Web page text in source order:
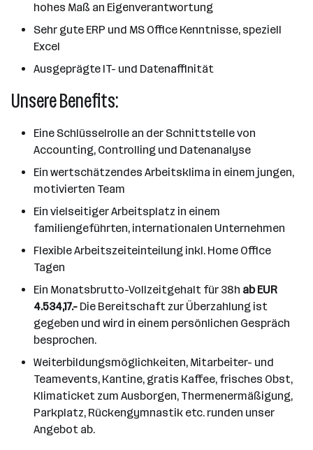
hohes Maß an Eigenverantwortung
Sehr gute ERP und MS Office Kenntnisse, speziell
Excel
Ausgeprägte IT- und Datenaffinität
Unsere Benefits:
Eine Schlüsselrolle an der Schnittstelle von
Accounting, Controlling und Datenanalyse
Ein wertschätzendes Arbeitsklima in einem jungen,
motivierten Team
Ein vielseitiger Arbeitsplatz in einem
familiengeführten, internationalen Unternehmen
Flexible Arbeitszeiteinteilung inkl. Home Office
Tagen
Ein Monatsbrutto-Vollzeitgehalt für 38h ab EUR
4.534,17.- Die Bereitschaft zur Überzahlung ist
gegeben und wird in einem persönlichen Gespräch
besprochen.
Weiterbildungsmöglichkeiten, Mitarbeiter- und
Teamevents, Kantine, gratis Kaffee, frisches Obst,
Klimaticket zum Ausborgen, Thermenermäßigung,
Parkplatz, Rückengymnastik etc. runden unser
Angebot ab.